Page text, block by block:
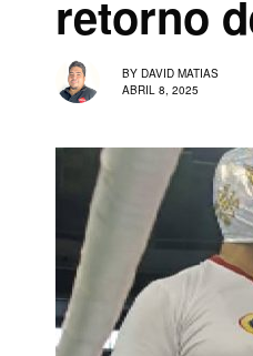
retorno
BY DAVID MATIAS
ABRIL 8, 2025